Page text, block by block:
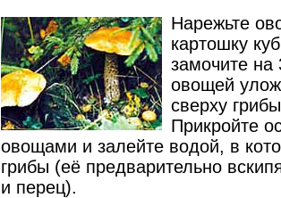
Нарежьте
картошку
замочите на
овощей
сверху
Прикройте
овощами и залейте водой, в
грибы (её предварительно
и перец).